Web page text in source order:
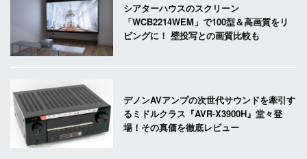
シアターハウスのスクリーン
「WCB2214WEM」で100型＆高画質をリ
ビングに！ 壁投写との画質比較も
デノンAVアンプの次世代サウンドを牽引す
るミドルクラス『AVR-X3900H』堂々登
場！その真価を徹底レビュー